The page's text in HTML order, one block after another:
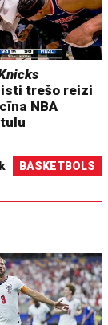
trešo reizi
NBA
BASKETBOLS